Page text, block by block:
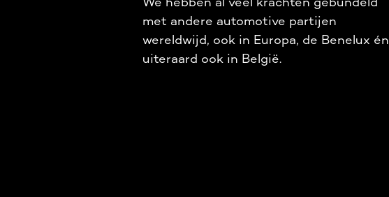
met andere automotive partijen
wereldwijd, ook in Europa, de Benelux én
uiteraard ook in België.